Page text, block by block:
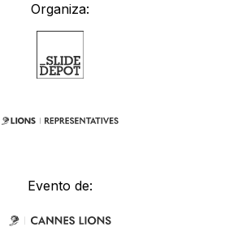
Organiza:
Evento de: